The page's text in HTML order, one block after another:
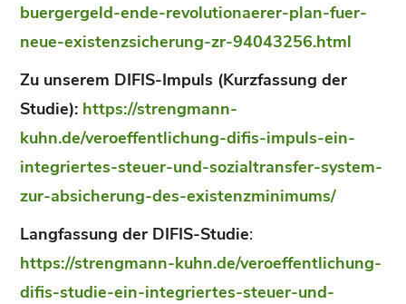
buergergeld-ende-revolutionaerer-plan-fuer-
neue-existenzsicherung-zr-94043256.html
Zu unserem DIFIS-Impuls (Kurzfassung der
Studie): https://strengmann-
kuhn.de/veroeffentlichung-difis-impuls-ein-
integriertes-steuer-und-sozialtransfer-system-
zur-absicherung-des-existenzminimums/
Langfassung der DIFIS-Studie:
https://strengmann-kuhn.de/veroeffentlichung-
difis-studie-ein-integriertes-steuer-und-